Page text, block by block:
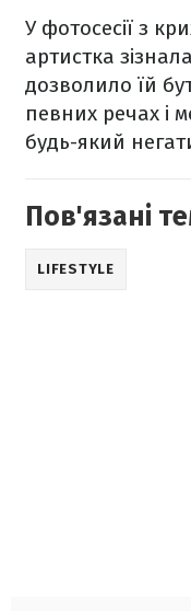
У фотосесії з
артистка
дозволило їй
певних речах і
будь-який
Пов'язані
LIFESTYLE